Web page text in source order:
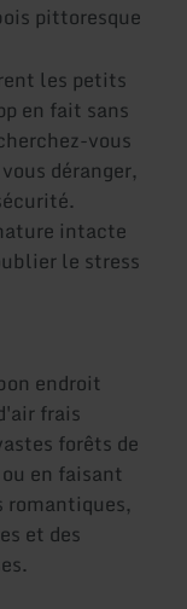
pittoresque
les petits
en fait sans
vous
déranger,
intacte
le stress
endroit
frais
forêts de
en faisant
romantiques,
et des